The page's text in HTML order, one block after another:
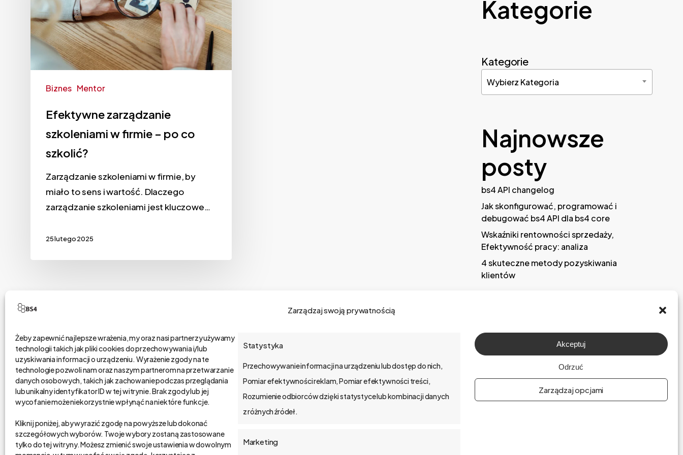
Zarządzaj swoją prywatnością
Żeby zapewnić najlepsze wrażenia, my oraz nasi partnerzy używamy
technologii takich jak pliki cookies do przechowywania i/lub
uzyskiwania informacji o urządzeniu. Wyrażenie zgody na te
technologie pozwoli nam oraz naszym partnerom na przetwarzanie
danych osobowych, takich jak zachowanie podczas przeglądania
lub unikalny identyfikator ID w tej witrynie. Brak zgody lub jej
wycofanie może niekorzystnie wpłynąć na niektóre funkcje.
Kliknij poniżej, aby wyrazić zgodę na powyższe lub dokonać
szczegółowych wyborów. Twoje wybory zostaną zastosowane
tylko do tej witryny. Możesz zmienić swoje ustawienia w dowolnym
Statystyka
Przechowywanie informacji na urządzeniu lub dostęp do nich,
Pomiar efektywności reklam, Pomiar efektywności treści,
Rozumienie odbiorców dzięki statystyce lub kombinacji danych
z różnych źródeł.
Marketing
Akceptuj
Odrzuć
Zarządzaj opcjami
Biznes Mentor
Efektywne zarządzanie
szkoleniami w firmie – po co
szkolić?
Zarządzanie szkoleniami w firmie, by
miało to sens i wartość. Dlaczego
zarządzanie szkoleniami jest kluczowe…
25 lutego 2025
Kategorie
Kategorie
Wybierz Kategoria
Najnowsze
posty
bs4 API changelog
Jak skonfigurować, programować i
debugować bs4 API dla bs4 core
Wskaźniki rentowności sprzedaży,
Efektywność pracy: analiza
4 skuteczne metody pozyskiwania
klientów
bs4 business solutions sp. z o.o.
na rynku od 2002 r.
kapitał zakładowy 1,15 mln zł.
tel. 61 848 44 23
bs4@bs4.io
o bs4 core
Jak wdrażamy
API
O firmie
Praca